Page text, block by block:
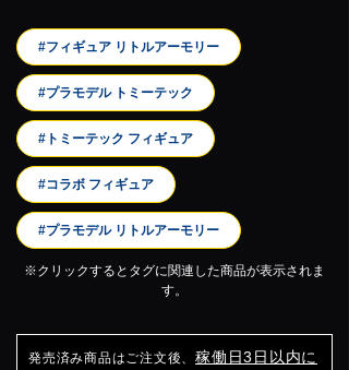
#フィギュア リトルアーモリー
#プラモデル トミーテック
#トミーテック フィギュア
#コラボ フィギュア
#プラモデル リトルアーモリー
※クリックするとタグに関連した商品が表示されま
す。
発売済み商品はご注文後、 稼働日3日以内に